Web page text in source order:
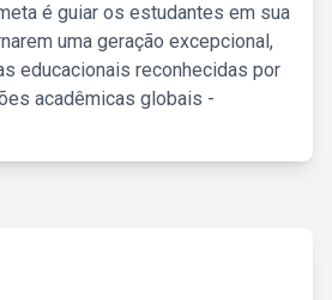
é guiar os estudantes em sua
uma geração excepcional,
educacionais reconhecidas por
acadêmicas globais -